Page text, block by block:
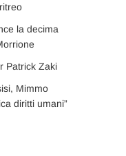
la decima
Patrick Zaki
Mimmo
diritti umani”